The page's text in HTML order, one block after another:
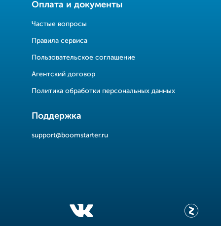
Оплата и документы
Частые вопросы
Правила сервиса
Пользовательское соглашение
Агентский договор
Политика обработки персональных данных
Поддержка
support@boomstarter.ru